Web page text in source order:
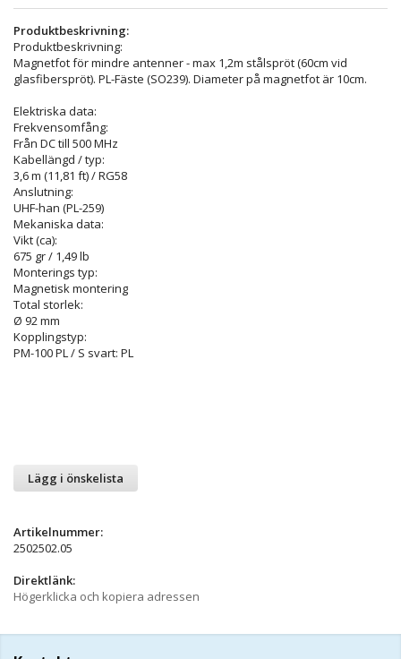
Produktbeskrivning:
Produktbeskrivning:
Magnetfot för mindre antenner - max 1,2m stålspröt (60cm vid
glasfiberspröt). PL-Fäste (SO239). Diameter på magnetfot är 10cm.
Elektriska data:
Frekvensomfång:
Från DC till 500 MHz
Kabellängd / typ:
3,6 m (11,81 ft) / RG58
Anslutning:
UHF-han (PL-259)
Mekaniska data:
Vikt (ca):
675 gr / 1,49 lb
Monterings typ:
Magnetisk montering
Total storlek:
Ø 92 mm
Kopplingstyp:
PM-100 PL / S svart: PL
Lägg i önskelista
Artikelnummer:
2502502.05
Direktlänk:
Högerklicka och kopiera adressen